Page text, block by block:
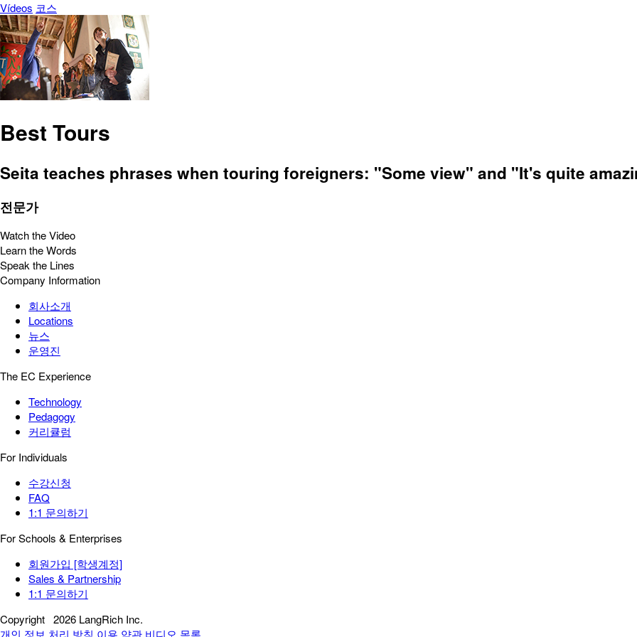
Vídeos 코스
Best Tours
Seita teaches phrases when touring foreigners: "Some view" and "It's quite
전문가
Watch the Video
Learn the Words
Speak the Lines
Company Information
회사소개
Locations
뉴스
운영진
The EC Experience
Technology
Pedagogy
커리큘럼
For Individuals
수강신청
FAQ
1:1 문의하기
For Schools & Enterprises
회원가입 [학생계정]
Sales & Partnership
1:1 문의하기
Copyright 2026 LangRich Inc.